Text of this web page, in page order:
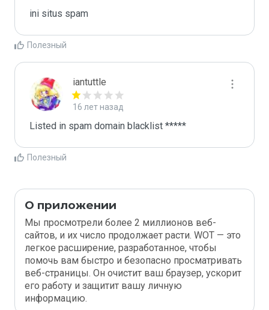
ini situs spam
Полезный
iantuttle
16 лет назад
Listed in spam domain blacklist *****
Полезный
О приложении
Мы просмотрели более 2 миллионов веб-
сайтов, и их число продолжает расти. WOT — это
легкое расширение, разработанное, чтобы
помочь вам быстро и безопасно просматривать
веб-страницы. Он очистит ваш браузер, ускорит
его работу и защитит вашу личную
информацию.